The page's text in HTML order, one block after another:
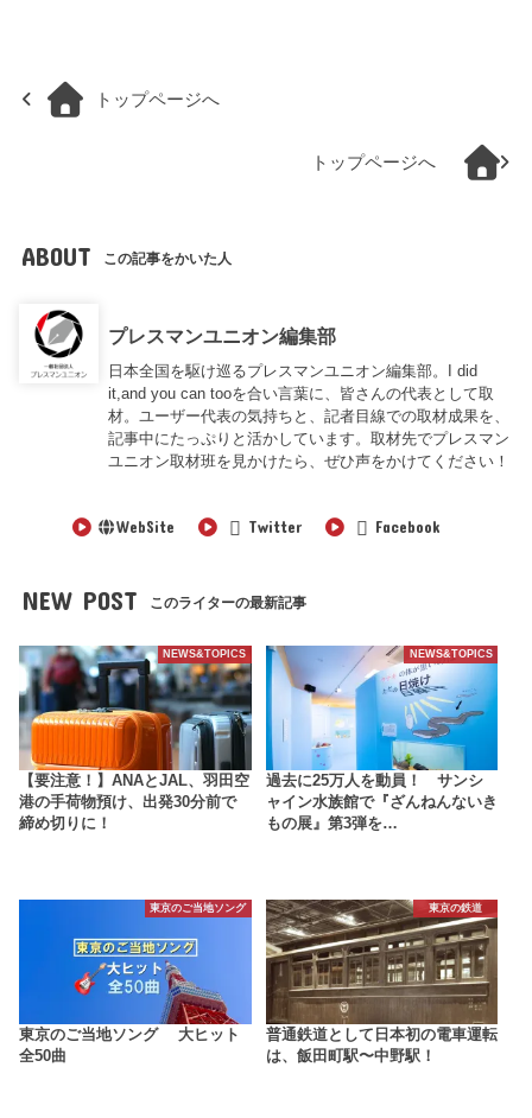
トップページへ
トップページへ
ABOUT この記事をかいた人
プレスマンユニオン編集部
日本全国を駆け巡るプレスマンユニオン編集部。I did
it,and you can tooを合い言葉に、皆さんの代表として取
材。ユーザー代表の気持ちと、記者目線での取材成果を、
記事中にたっぷりと活かしています。取材先でプレスマン
ユニオン取材班を見かけたら、ぜひ声をかけてください！
WebSite Twitter Facebook
NEW POST このライターの最新記事
NEWS&TOPICS
【要注意！】ANAとJAL、羽田空
港の手荷物預け、出発30分前で
締め切りに！
NEWS&TOPICS
過去に25万人を動員！ サンシ
ャイン水族館で『ざんねんないき
もの展』第3弾を…
東京のご当地ソング
東京のご当地ソング 大ヒット
全50曲
東京の鉄道
普通鉄道として日本初の電車運転
は、飯田町駅〜中野駅！